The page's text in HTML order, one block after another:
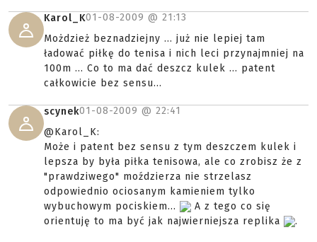
Karol_K01-08-2009 @ 21:13
Możdzież beznadziejny ... już nie lepiej tam
ładować piłkę do tenisa i nich leci przynajmniej na
100m ... Co to ma dać deszcz kulek ... patent
całkowicie bez sensu...
scynek01-08-2009 @ 22:41
@Karol_K:
Może i patent bez sensu z tym deszczem kulek i
lepsza by była piłka tenisowa, ale co zrobisz że z
"prawdziwego" moździerza nie strzelasz
odpowiednio ociosanym kamieniem tylko
wybuchowym pociskiem...
A z tego co się
orientuję to ma być jak najwierniejsza replika
.